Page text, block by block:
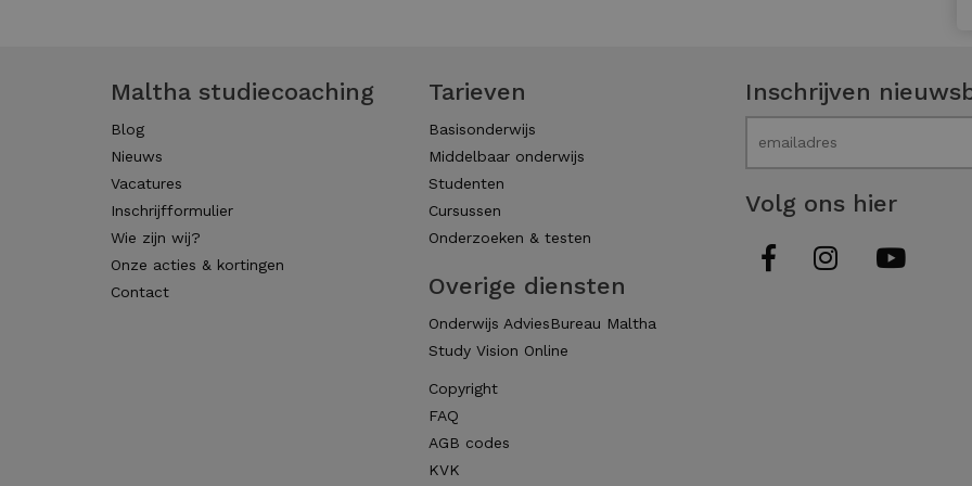
Maltha studiecoaching
Blog
Nieuws
Vacatures
Inschrijfformulier
Wie zijn wij?
Onze acties & kortingen
Contact
Tarieven
Basisonderwijs
Middelbaar onderwijs
Studenten
Cursussen
Onderzoeken & testen
Overige diensten
Onderwijs AdviesBureau Maltha
Study Vision Online
Copyright
FAQ
AGB codes
KVK
Inschrijven
Volg ons hier